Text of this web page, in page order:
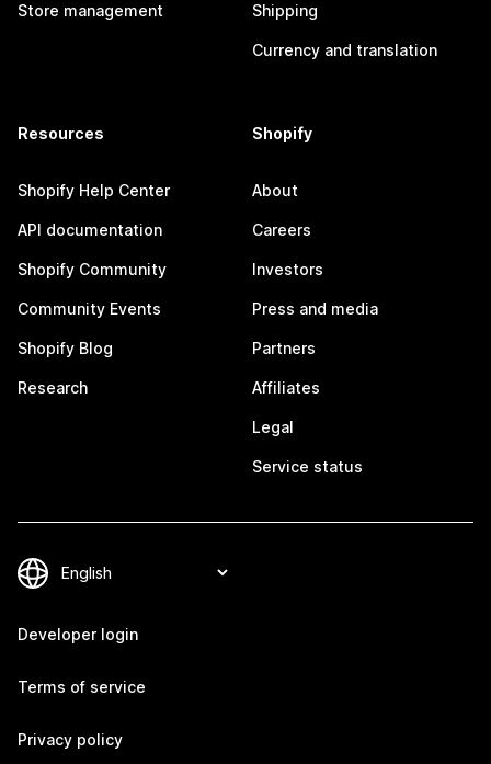
Store management Shipping
Currency and translation
Resources
Shopify Help Center
API documentation
Shopify Community
Community Events
Shopify Blog
Research
Shopify
About
Careers
Investors
Press and media
Partners
Affiliates
Legal
Service status
Developer login
Terms of service
Privacy policy